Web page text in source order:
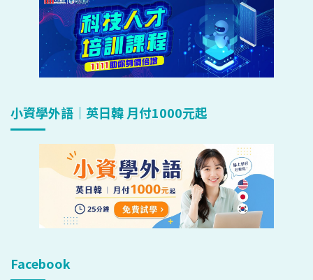
小資學外語｜英日韓 月付1000元起
Facebook